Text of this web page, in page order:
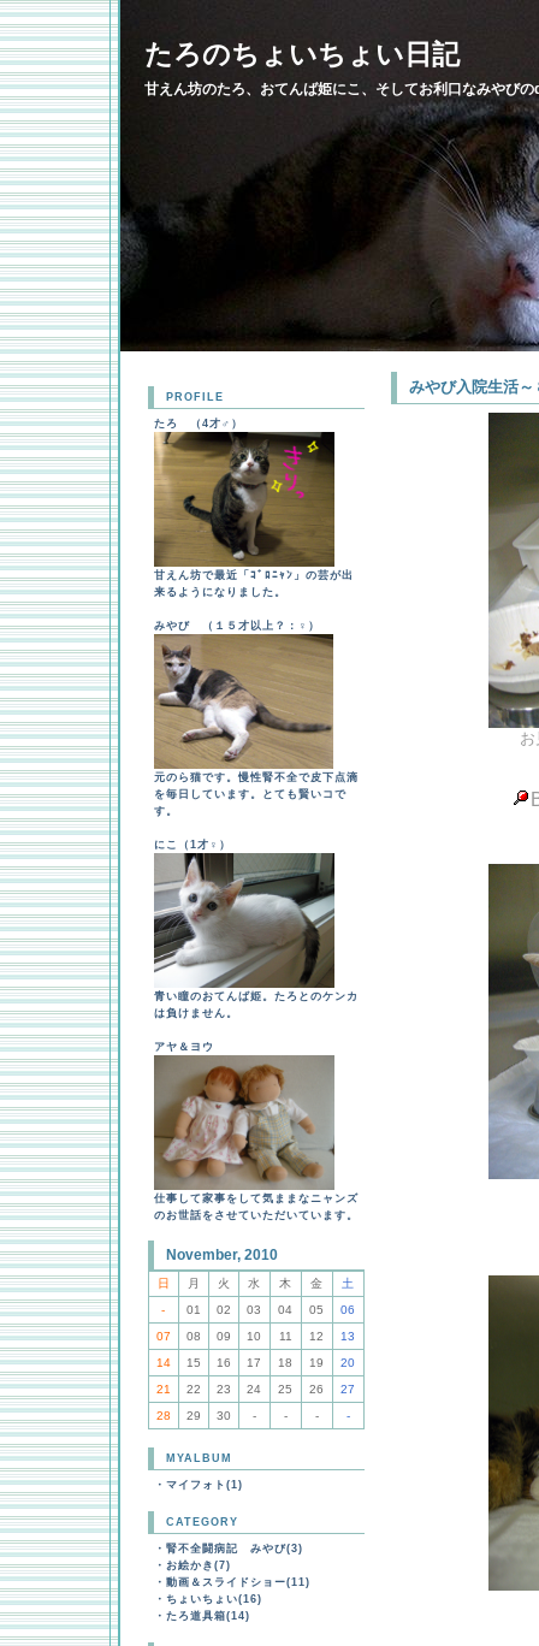
たろのちょいちょい日記
甘えん坊のたろ、おてんば姫にこ、そしてお利口なみやび
PROFILE
たろ （4才♂）
甘えん坊で最近「ｺﾞﾛﾆｬﾝ」の芸が出
来るようになりました。
みやび （１５才以上？：♀）
元のら猫です。慢性腎不全で皮下点滴
を毎日しています。とても賢いコで
す。
にこ（1才♀）
青い瞳のおてんば姫。たろとのケンカ
は負けません。
アヤ＆ヨウ
仕事して家事をして気ままなニャンズ
のお世話をさせていただいています。
November, 2010
日 月 火 水 木 金
土
-
01 02 03 04 05
06
07
08 09 10 11 12
13
14
15 16 17 18 19
20
21
22 23 24 25 26
27
28
29 30 - - - -
MYALBUM
・ マイフォト(1)
CATEGORY
・ 腎不全闘病記 みやび(3)
・ お絵かき(7)
・ 動画＆スライドショー(11)
・ ちょいちょい(16)
・ たろ道具箱(14)
みやび入院生活～